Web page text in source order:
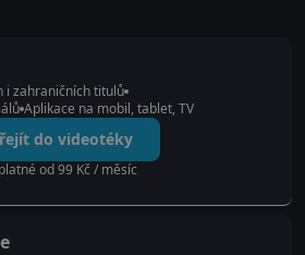
i zahraničních titulů
Aplikace na mobil, tablet, TV
do videotéky
od 99 Kč / měsíc